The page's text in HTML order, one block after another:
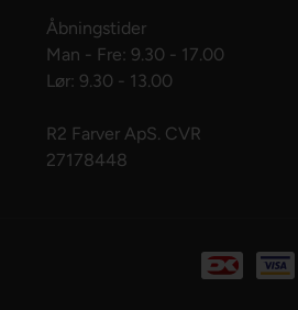
Åbningstider
Man - Fre: 9.30 - 17.00
Lør: 9.30 - 13.00
R2 Farver ApS. CVR
27178448